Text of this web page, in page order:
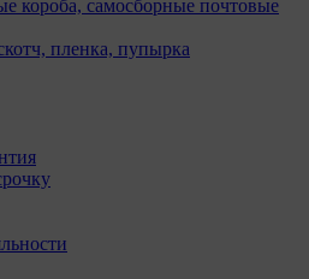
короба, самосборные почтовые
пленка, пупырка